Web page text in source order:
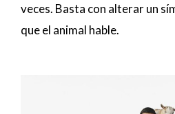
veces. Basta con alterar un
que el animal hable.